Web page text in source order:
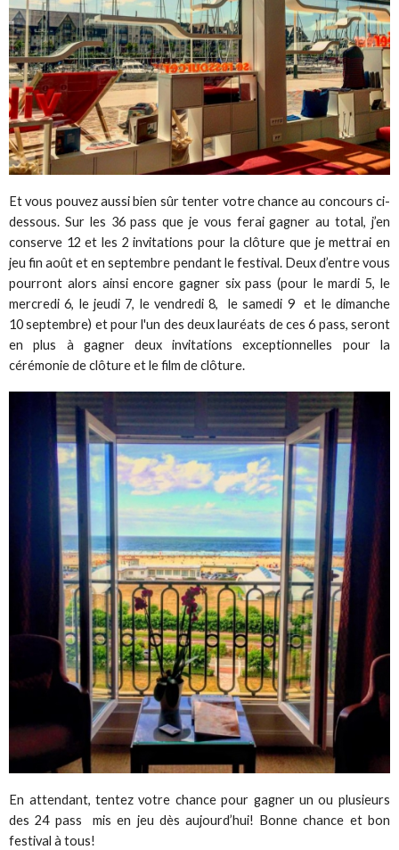
Et vous pouvez aussi bien sûr tenter votre chance au concours ci-
dessous. Sur les 36 pass que je vous ferai gagner au total, j’en
conserve 12 et les 2 invitations pour la clôture que je mettrai en
jeu fin août et en septembre pendant le festival. Deux d’entre vous
pourront alors ainsi encore gagner six pass (pour le mardi 5, le
mercredi 6, le jeudi 7, le vendredi 8, le samedi 9 et le dimanche
10 septembre) et pour l'un des deux lauréats de ces 6 pass, seront
en plus à gagner deux invitations exceptionnelles pour la
cérémonie de clôture et le film de clôture.
En attendant, tentez votre chance pour gagner un ou plusieurs
des 24 pass mis en jeu dès aujourd’hui! Bonne chance et bon
festival à tous!